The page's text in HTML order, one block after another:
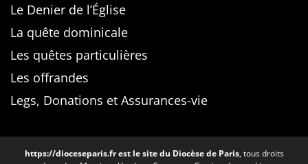
Le Denier de l’Église
La quête dominicale
Les quêtes particulières
Les offrandes
Legs, Donations et Assurances-vie
https://dioceseparis.frest le site du Diocèse de Paris, tous droits